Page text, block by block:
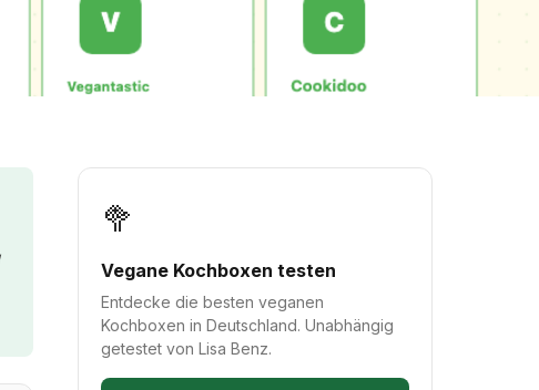
🥦
Vegane Kochboxen testen
Entdecke die besten veganen
Kochboxen in Deutschland. Unabhängig
getestet von Lisa Benz.